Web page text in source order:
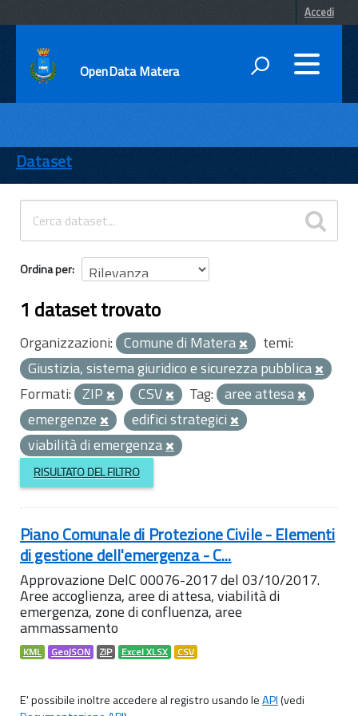
Accedi
OpenData Matera
ENTI
TEMI
INFORMAZIONI
Dataset
Ordina per
1 dataset trovato
Organizzazioni: Comune di Matera
temi:
Giustizia, sistema giuridico e sicurezza pubblica
Formati: ZIP CSV Tag: aree attesa
emergenze
edifici strategici
viabilità di emergenza
RISULTATO DEL FILTRO
Piano Comunale di Protezione Civile - Elementi
di gestione dell'emergenza - C...
Approvazione DelC 00076-2017 del 03/10/2017.
Aree accoglienza, aree di attesa, viabilità di
emergenza, zone di confluenza, aree
ammassamento
KML GeoJSON ZIP Excel XLSX CSV
E' possibile inoltre accedere al registro usando leAPI(vedi